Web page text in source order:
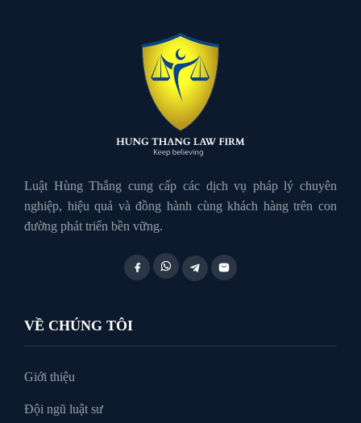
Luật Giao Thông
Luật Hành Chính
Luật Hôn Nhân Gia Đình
Luật Hùng Thắng cung cấp các dịch vụ pháp lý chuyên
nghiệp, hiệu quả và đồng hành cùng khách hàng trên con
đường phát triển bền vững.
VỀ CHÚNG TÔI
Giới thiệu
Đội ngũ luật sư